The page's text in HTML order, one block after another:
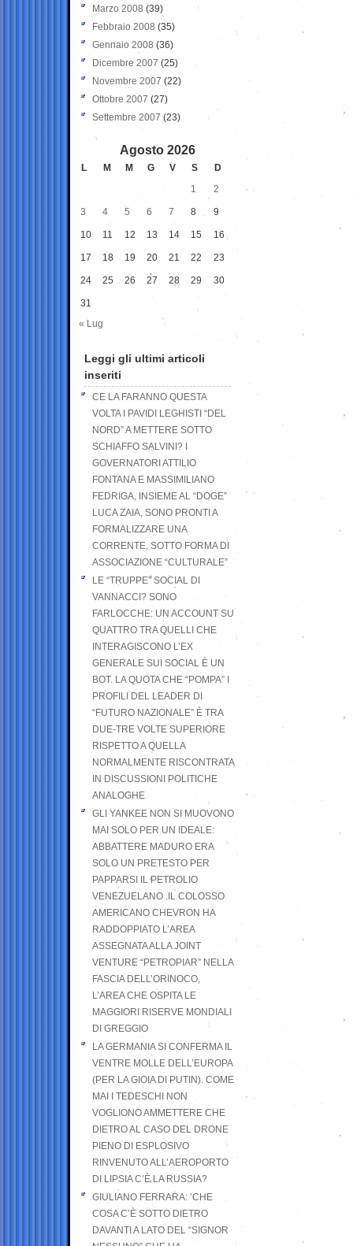
Marzo 2008 (39)
Febbraio 2008 (35)
Gennaio 2008 (36)
Dicembre 2007 (25)
Novembre 2007 (22)
Ottobre 2007 (27)
Settembre 2007 (23)
Agosto 2026
L M M G V S
D
1
2
3 4 5 6 7 8 9
10 11 12 13 14 15 16
17 18 19 20 21 22 23
24 25 26 27 28 29 30
31
« Lug
Leggi gli ultimi articoli
inseriti
CE LA FARANNO QUESTA
VOLTA I PAVIDI LEGHISTI “DEL
NORD” A METTERE SOTTO
SCHIAFFO SALVINI? I
GOVERNATORI ATTILIO
FONTANA E MASSIMILIANO
FEDRIGA, INSIEME AL “DOGE”
LUCA ZAIA, SONO PRONTI A
FORMALIZZARE UNA
CORRENTE, SOTTO FORMA DI
ASSOCIAZIONE “CULTURALE”
LE “TRUPPE” SOCIAL DI
VANNACCI? SONO
FARLOCCHE: UN ACCOUNT SU
QUATTRO TRA QUELLI CHE
INTERAGISCONO L’EX
GENERALE SUI SOCIAL È UN
BOT. LA QUOTA CHE “POMPA” I
PROFILI DEL LEADER DI
“FUTURO NAZIONALE” È TRA
DUE-TRE VOLTE SUPERIORE
RISPETTO A QUELLA
NORMALMENTE RISCONTRATA
IN DISCUSSIONI POLITICHE
ANALOGHE
GLI YANKEE NON SI MUOVONO
MAI SOLO PER UN IDEALE:
ABBATTERE MADURO ERA
SOLO UN PRETESTO PER
PAPPARSI IL PETROLIO
VENEZUELANO .IL COLOSSO
AMERICANO CHEVRON HA
RADDOPPIATO L’AREA
ASSEGNATA ALLA JOINT
VENTURE “PETROPIAR” NELLA
FASCIA DELL’ORINOCO,
L’AREA CHE OSPITA LE
MAGGIORI RISERVE MONDIALI
DI GREGGIO
LA GERMANIA SI CONFERMA IL
VENTRE MOLLE DELL’EUROPA
(PER LA GIOIA DI PUTIN). COME
MAI I TEDESCHI NON
VOGLIONO AMMETTERE CHE
DIETRO AL CASO DEL DRONE
PIENO DI ESPLOSIVO
RINVENUTO ALL’AEROPORTO
DI LIPSIA C’È LA RUSSIA?
GIULIANO FERRARA: ’CHE
COSA C’È SOTTO DIETRO
DAVANTI A LATO DEL “SIGNOR